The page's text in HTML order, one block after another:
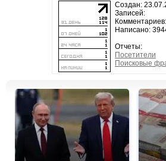
Создан:
Записей:
Комментариев:
Написано:
Отчеты:
Посетители
Поисковые